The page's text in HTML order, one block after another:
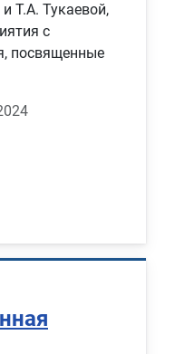
Т.А. Тукаевой,
с
посвященные